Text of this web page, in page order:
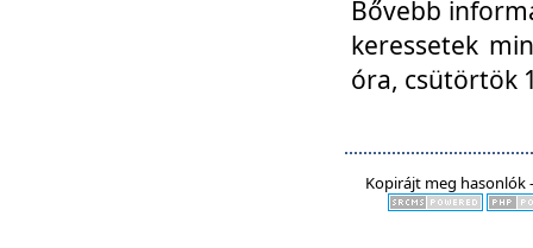
Bővebb
keressetek
óra, csütörtök
Kopirájt meg hasonlók